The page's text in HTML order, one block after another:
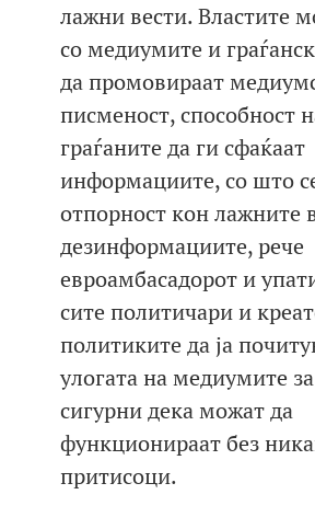
лажни вести. Властите
со медиумите и
да промовираат
писменост, способност
граѓаните да ги сфаќаат
информациите, со што
отпорност кон лажните
дезинформациите, рече
евроамбасадорот и
сите политичари и
политиките да ја
улогата на медиумите
сигурни дека можат да
функционираат без
притисоци.